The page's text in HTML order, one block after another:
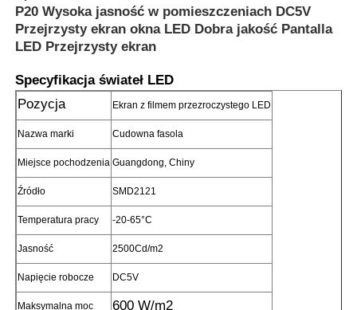
Do domu
Produkty
O nas
P20 Wysoka jasność w pomieszczeniach DC5V
Przejrzysty ekran okna LED Dobra jakość Pantalla
LED Przejrzysty ekran
Specyfikacja świateł LED
Pozycja
Ekran z filmem przezroczystego LED
Nazwa marki Cudowna fasola
Miejsce pochodzenia Guangdong, Chiny
Źródło SMD2121
Temperatura pracy -20-65°C
Jasność 2500Cd/m2
Napięcie robocze DC5V
Maksymalna moc 600 W/m2